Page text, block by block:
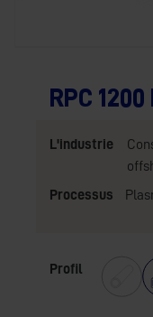
RPC
L'industrie
Processus
Profil